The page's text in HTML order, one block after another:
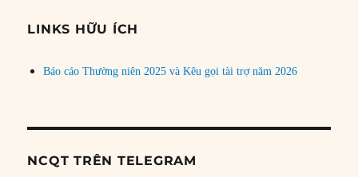
đề
LINKS HỮU ÍCH
Báo cáo Thường niên 2025 và Kêu gọi tài trợ năm 2026
NCQT TRÊN TELEGRAM